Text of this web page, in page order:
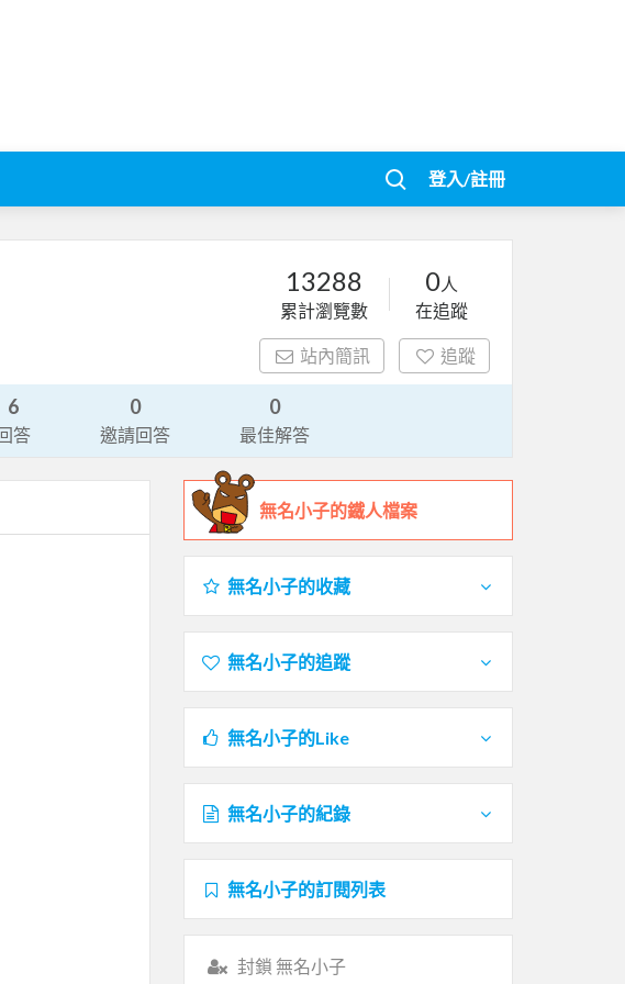
登入/註冊
13288
累計瀏覽數
0人
在追蹤
站內簡訊 追蹤
6
答
0
邀請回答
0
最佳解答
無名小子的鐵人檔案
無名小子的收藏
無名小子的追蹤
無名小子的Like
無名小子的紀錄
無名小子的訂閱列表
封鎖 無名小子